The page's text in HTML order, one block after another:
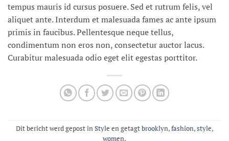
tempus mauris id cursus posuere. Sed et rutrum felis, vel
aliquet ante. Interdum et malesuada fames ac ante ipsum
primis in faucibus. Pellentesque neque tellus,
condimentum non eros non, consectetur auctor lacus.
Curabitur malesuada odio eget elit egestas porttitor.
Dit bericht werd gepost inStyle en getagtbrooklyn,fashion,style,
women.